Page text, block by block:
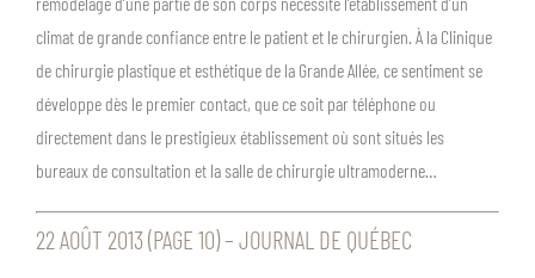
climat de grande confiance entre le patient et le chirurgien. À la Clinique
de chirurgie plastique et esthétique de la Grande Allée, ce sentiment se
développe dès le premier contact, que ce soit par téléphone ou
directement dans le prestigieux établissement où sont situés les
bureaux de consultation et la salle de chirurgie ultramoderne…
22 AOÛT 2013 (PAGE 10) – JOURNAL DE QUÉBEC